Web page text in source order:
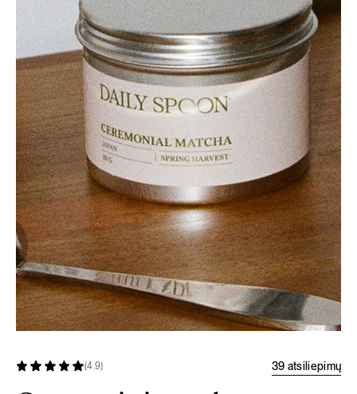
(4.9) 39 atsiliepimų